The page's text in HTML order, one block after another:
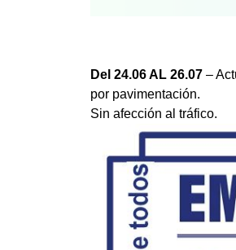
Del 24.06 AL 26.07 –
por pavimentación.
Sin afección al tráfico.